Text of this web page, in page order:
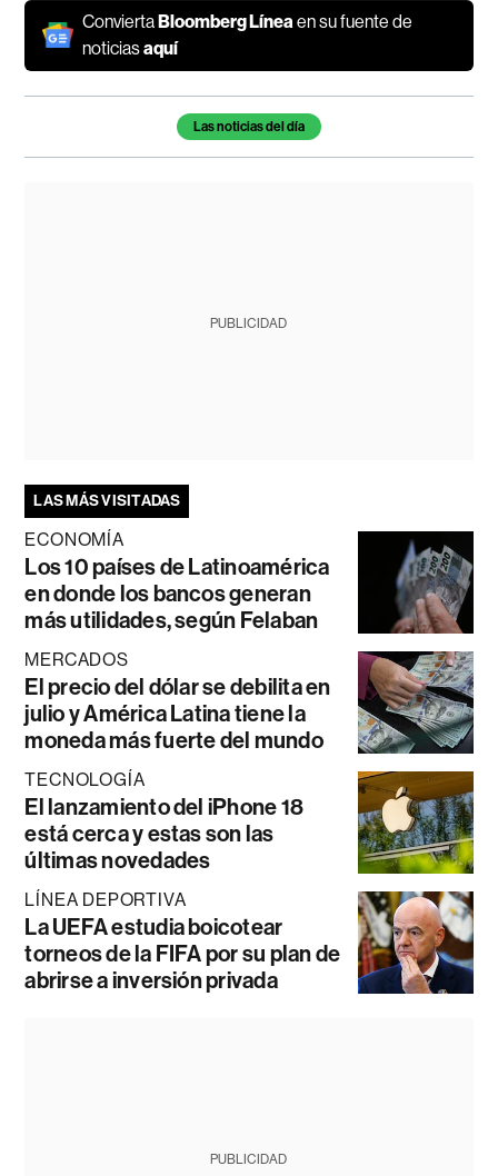
ConviertaBloomberg Línea en su fuente de
noticiasaquí
Temas de este artículoLas noticias del día
PUBLICIDAD
LAS MÁS VISITADAS
ECONOMÍA
Los 10 países de Latinoamérica
en donde los bancos generan
más utilidades, según Felaban
MERCADOS
El precio del dólar se debilita en
julio y América Latina tiene la
moneda más fuerte del mundo
TECNOLOGÍA
El lanzamiento del iPhone 18
está cerca y estas son las
últimas novedades
LÍNEA DEPORTIVA
La UEFA estudia boicotear
torneos de la FIFA por su plan de
abrirse a inversión privada
PUBLICIDAD